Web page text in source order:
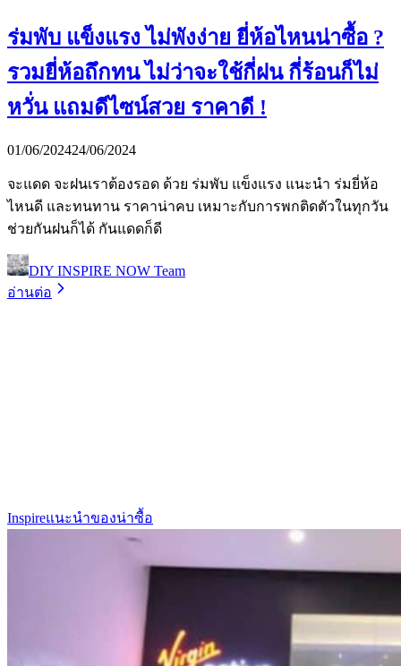
ร่มพับ แข็งแรง ไม่พังง่าย ยี่ห้อไหนน่าซื้อ ?
รวมยี่ห้อถึกทน ไม่ว่าจะใช้กี่ฝน กี่ร้อนก็ไม่
หวั่น แถมดีไซน์สวย ราคาดี !
01/06/202424/06/2024
จะแดด จะฝนเราต้องรอด ด้วย ร่มพับ แข็งแรง แนะนำ ร่มยี่ห้อ
ไหนดี และทนทาน ราคาน่าคบ เหมาะกับการพกติดตัวในทุกวัน
ช่วยกันฝนก็ได้ กันแดดก็ดี
DIY INSPIRE NOW Team
อ่านต่อ
Inspireแนะนำของน่าซื้อ